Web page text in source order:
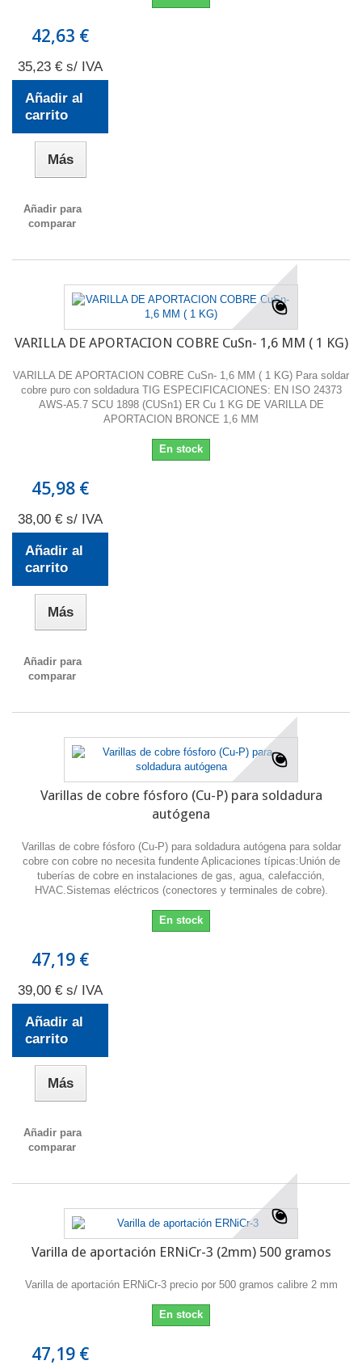
42,63 €
35,23 € s/ IVA
Añadir al
carrito
Más
Añadir para
comparar
VARILLA DE APORTACION COBRE CuSn- 1,6 MM ( 1 KG)
VARILLA DE APORTACION COBRE CuSn- 1,6 MM ( 1 KG) Para soldar
cobre puro con soldadura TIG ESPECIFICACIONES: EN ISO 24373
AWS-A5.7 SCU 1898 (CUSn1) ER Cu 1 KG DE VARILLA DE
APORTACION BRONCE 1,6 MM
En stock
45,98 €
38,00 € s/ IVA
Añadir al
carrito
Más
Añadir para
comparar
Varillas de cobre fósforo (Cu-P) para soldadura
autógena
Varillas de cobre fósforo (Cu-P) para soldadura autógena para soldar
cobre con cobre no necesita fundente Aplicaciones típicas:Unión de
tuberías de cobre en instalaciones de gas, agua, calefacción,
HVAC.Sistemas eléctricos (conectores y terminales de cobre).
En stock
47,19 €
39,00 € s/ IVA
Añadir al
carrito
Más
Añadir para
comparar
Varilla de aportación ERNiCr-3 (2mm) 500 gramos
Varilla de aportación ERNiCr-3 precio por 500 gramos calibre 2 mm
En stock
47,19 €